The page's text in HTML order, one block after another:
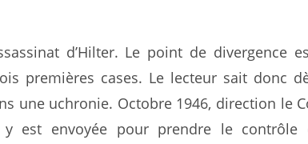
d’Hilter. Le point de divergence
premières cases. Le lecteur sait donc
une uchronie. Octobre 1946, direction le
y est envoyée pour prendre le contrôle